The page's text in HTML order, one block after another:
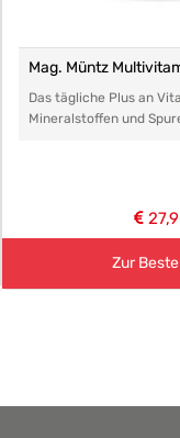
Mag. Müntz
Das tägliche Plus an
Mineralstoffen und
Zur